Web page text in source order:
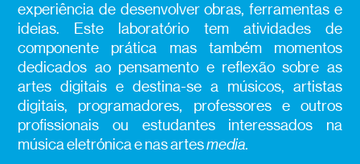
experiência de desenvolver obras, ferramentas e
ideias. Este laboratório tem atividades de
componente prática mas também momentos
dedicados ao pensamento e reflexão sobre as
artes digitais e destina-se a músicos, artistas
digitais, programadores, professores e outros
profissionais ou estudantes interessados na
música eletrónica e nas artesmedia.